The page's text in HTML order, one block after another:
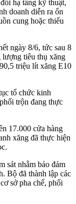
hạ tầng kỹ thuật,
doanh diễn ra ổn
cung hoặc thiếu
ngày 8/6, tức sau 8
lượng tiêu thụ xăng
triệu lít xăng E10
tổ chức kinh
trộn đang thực
17.000 cửa hàng
xăng đã thực hiện
sát nhằm bảo đảm
Bộ đã thành lập các
sở pha chế, phối